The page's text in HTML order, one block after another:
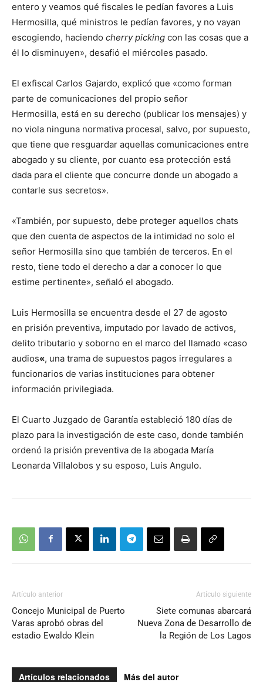
entero y veamos qué fiscales le pedían favores a Luis
Hermosilla, qué ministros le pedían favores, y no vayan
escogiendo, haciendo cherry picking con las cosas que a
él lo disminuyen», desafió el miércoles pasado.
El exfiscal Carlos Gajardo, explicó que «como forman
parte de comunicaciones del propio señor
Hermosilla, está en su derecho (publicar los mensajes) y
no viola ninguna normativa procesal, salvo, por supuesto,
que tiene que resguardar aquellas comunicaciones entre
abogado y su cliente, por cuanto esa protección está
dada para el cliente que concurre donde un abogado a
contarle sus secretos».
«También, por supuesto, debe proteger aquellos chats
que den cuenta de aspectos de la intimidad no solo el
señor Hermosilla sino que también de terceros. En el
resto, tiene todo el derecho a dar a conocer lo que
estime pertinente», señaló el abogado.
Luis Hermosilla se encuentra desde el 27 de agosto
en prisión preventiva, imputado por lavado de activos,
delito tributario y soborno en el marco del llamado «caso
audios«, una trama de supuestos pagos irregulares a
funcionarios de varias instituciones para obtener
información privilegiada.
El Cuarto Juzgado de Garantía estableció 180 días de
plazo para la investigación de este caso, donde también
ordenó la prisión preventiva de la abogada María
Leonarda Villalobos y su esposo, Luis Angulo.
Artículo anterior
Concejo Municipal de Puerto
Varas aprobó obras del
estadio Ewaldo Klein
Artículo siguiente
Siete comunas abarcará
Nueva Zona de Desarrollo de
la Región de Los Lagos
Artículos relacionados Más del autor